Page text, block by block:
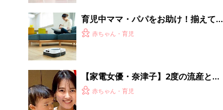
育児中ママ・パパをお助け！揃えてお
きたい家電5選
赤ちゃん・育児
【家電女優・奈津子】2度の流産と不
育症を経ての出産を振り返り。2歳児
赤ちゃん・育児